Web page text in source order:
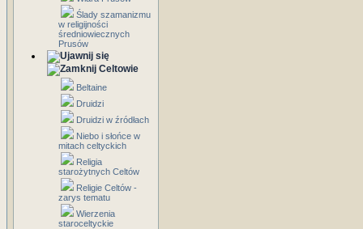
Ślady szamanizmu
w religijności
średniowiecznych
Prusów
Celtowie
Beltaine
Druidzi
Druidzi w źródłach
Niebo i słońce w
mitach celtyckich
Religia
starożytnych Celtów
Religie Celtów -
zarys tematu
Wierzenia
staroceltyckie